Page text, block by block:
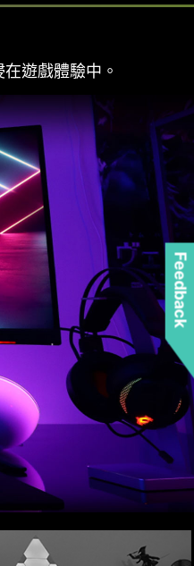
遊戲體驗中。
Feedback